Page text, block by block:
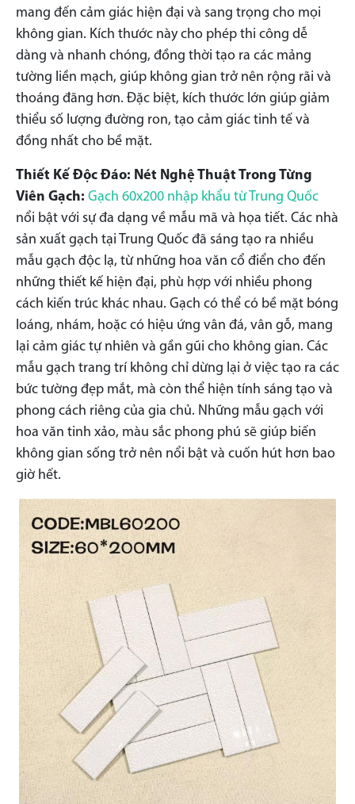
mang đến cảm giác hiện đại và sang trọng cho mọi
không gian. Kích thước này cho phép thi công dễ
dàng và nhanh chóng, đồng thời tạo ra các mảng
tường liền mạch, giúp không gian trở nên rộng rãi và
thoáng đãng hơn. Đặc biệt, kích thước lớn giúp giảm
thiểu số lượng đường ron, tạo cảm giác tinh tế và
đồng nhất cho bề mặt.
Thiết Kế Độc Đáo: Nét Nghệ Thuật Trong Từng
Viên Gạch: Gạch 60x200 nhập khẩu từ Trung Quốc
nổi bật với sự đa dạng về mẫu mã và họa tiết. Các nhà
sản xuất gạch tại Trung Quốc đã sáng tạo ra nhiều
mẫu gạch độc lạ, từ những hoa văn cổ điển cho đến
những thiết kế hiện đại, phù hợp với nhiều phong
cách kiến trúc khác nhau. Gạch có thể có bề mặt bóng
loáng, nhám, hoặc có hiệu ứng vân đá, vân gỗ, mang
lại cảm giác tự nhiên và gần gũi cho không gian. Các
mẫu gạch trang trí không chỉ dừng lại ở việc tạo ra các
bức tường đẹp mắt, mà còn thể hiện tính sáng tạo và
phong cách riêng của gia chủ. Những mẫu gạch với
hoa văn tinh xảo, màu sắc phong phú sẽ giúp biến
không gian sống trở nên nổi bật và cuốn hút hơn bao
giờ hết.